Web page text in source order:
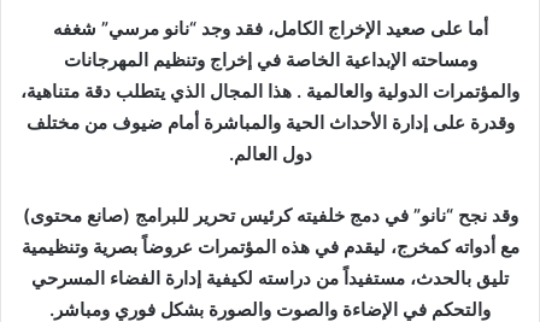
أما على صعيد الإخراج الكامل، فقد وجد “نانو مرسي” شغفه
ومساحته الإبداعية الخاصة في إخراج وتنظيم المهرجانات
والمؤتمرات الدولية والعالمية . هذا المجال الذي يتطلب دقة متناهية،
وقدرة على إدارة الأحداث الحية والمباشرة أمام ضيوف من مختلف
دول العالم.
وقد نجح “نانو” في دمج خلفيته كرئيس تحرير للبرامج (صانع محتوى)
مع أدواته كمخرج، ليقدم في هذه المؤتمرات عروضاً بصرية وتنظيمية
تليق بالحدث، مستفيداً من دراسته لكيفية إدارة الفضاء المسرحي
والتحكم في الإضاءة والصوت والصورة بشكل فوري ومباشر.